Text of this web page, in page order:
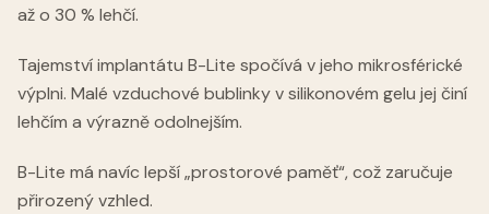
až o 30 % lehčí.
Tajemství implantátu B-Lite spočívá v jeho mikrosférické
výplni. Malé vzduchové bublinky v silikonovém gelu jej činí
lehčím a výrazně odolnejším.
B-Lite má navíc lepší „prostorové paměť“, což zaručuje
přirozený vzhled.